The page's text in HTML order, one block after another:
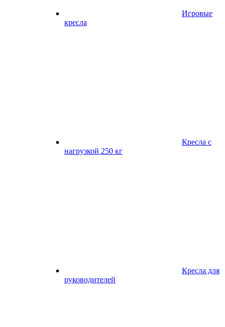
Игровые
кресла
Кресла с
нагрузкой 250 кг
Кресла для
руководителей